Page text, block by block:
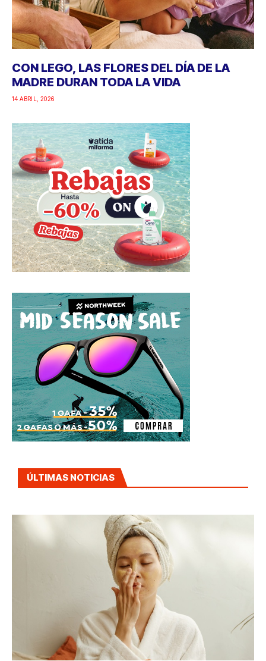
CON LEGO, LAS FLORES DEL DÍA DE LA
MADRE DURAN TODA LA VIDA
14 ABRIL, 2026
ÚLTIMAS NOTICIAS